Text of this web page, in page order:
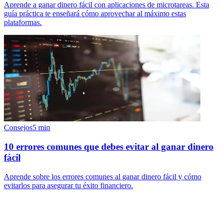
Aprende a ganar dinero fácil con aplicaciones de microtareas. Esta
guía práctica te enseñará cómo aprovechar al máximo estas
plataformas.
Consejos5 min
10 errores comunes que debes evitar al ganar dinero
fácil
Aprende sobre los errores comunes al ganar dinero fácil y cómo
evitarlos para asegurar tu éxito financiero.